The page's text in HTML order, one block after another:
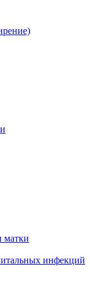
матки
инфекций